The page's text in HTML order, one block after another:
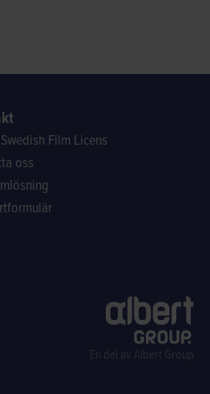
Film Licens
oss
En del av Albert Group